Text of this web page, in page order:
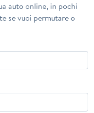
auto online, in pochi
se vuoi permutare o